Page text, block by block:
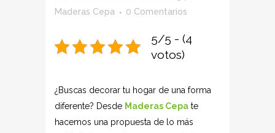
Maderas Cepa
0 Comentarios
5/5 - (4
votos)
¿Buscas decorar tu hogar de una forma
diferente? Desde Maderas Cepa te
hacemos una propuesta de lo más